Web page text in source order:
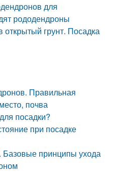
для
рододендроны
грунт. Посадка
Правильная
почва
посадки?
при посадке
Базовые принципы ухода